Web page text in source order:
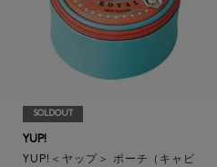
SOLDOUT
YUP!
YUP!＜ヤップ＞ ポーチ（キャビ